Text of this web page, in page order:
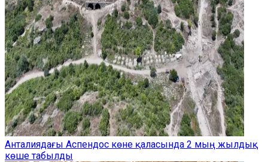
Анталиядағы Аспендос көне қаласында 2 мың жылдық
көше табылды